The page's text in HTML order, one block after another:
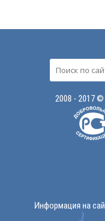
2008 - 2017
Информация на